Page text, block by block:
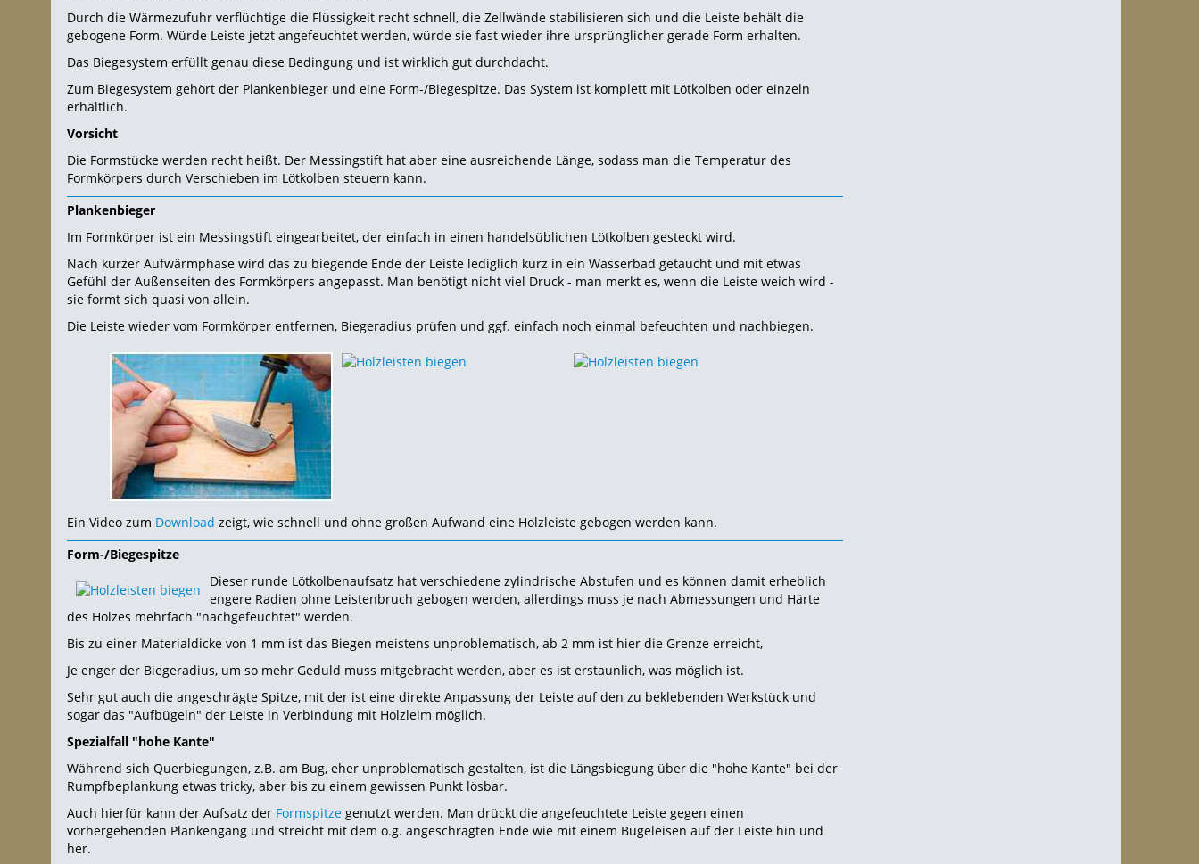
Durch die Wärmezufuhr verflüchtige die Flüssigkeit recht schnell, die Zellwände stabilisieren sich und die Leiste behält die
gebogene Form. Würde Leiste jetzt angefeuchtet werden, würde sie fast wieder ihre ursprünglicher gerade Form erhalten.
Das Biegesystem erfüllt genau diese Bedingung und ist wirklich gut durchdacht.
Zum Biegesystem gehört der Plankenbieger und eine Form-/Biegespitze. Das System ist komplett mit Lötkolben oder einzeln
erhältlich.
Vorsicht
Die Formstücke werden recht heißt. Der Messingstift hat aber eine ausreichende Länge, sodass man die Temperatur des
Formkörpers durch Verschieben im Lötkolben steuern kann.
Plankenbieger
Im Formkörper ist ein Messingstift eingearbeitet, der einfach in einen handelsüblichen Lötkolben gesteckt wird.
Nach kurzer Aufwärmphase wird das zu biegende Ende der Leiste lediglich kurz in ein Wasserbad getaucht und mit etwas
Gefühl der Außenseiten des Formkörpers angepasst. Man benötigt nicht viel Druck - man merkt es, wenn die Leiste weich wird -
sie formt sich quasi von allein.
Die Leiste wieder vom Formkörper entfernen, Biegeradius prüfen und ggf. einfach noch einmal befeuchten und nachbiegen.
Ein Video zum Download zeigt, wie schnell und ohne großen Aufwand eine Holzleiste gebogen werden kann.
Form-/Biegespitze
Dieser runde Lötkolbenaufsatz hat verschiedene zylindrische Abstufen und es können damit erheblich
engere Radien ohne Leistenbruch gebogen werden, allerdings muss je nach Abmessungen und Härte
des Holzes mehrfach "nachgefeuchtet" werden.
Bis zu einer Materialdicke von 1 mm ist das Biegen meistens unproblematisch, ab 2 mm ist hier die Grenze erreicht,
Je enger der Biegeradius, um so mehr Geduld muss mitgebracht werden, aber es ist erstaunlich, was möglich ist.
Sehr gut auch die angeschrägte Spitze, mit der ist eine direkte Anpassung der Leiste auf den zu beklebenden Werkstück und
sogar das "Aufbügeln" der Leiste in Verbindung mit Holzleim möglich.
Spezialfall "hohe Kante"
Während sich Querbiegungen, z.B. am Bug, eher unproblematisch gestalten, ist die Längsbiegung über die "hohe Kante" bei der
Rumpfbeplankung etwas tricky, aber bis zu einem gewissen Punkt lösbar.
Auch hierfür kann der Aufsatz der Formspitze genutzt werden. Man drückt die angefeuchtete Leiste gegen einen
vorhergehenden Plankengang und streicht mit dem o.g. angeschrägten Ende wie mit einem Bügeleisen auf der Leiste hin und
her.